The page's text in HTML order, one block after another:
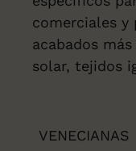
comerciales y
acabados
solar, tejidos
VENECIANAS